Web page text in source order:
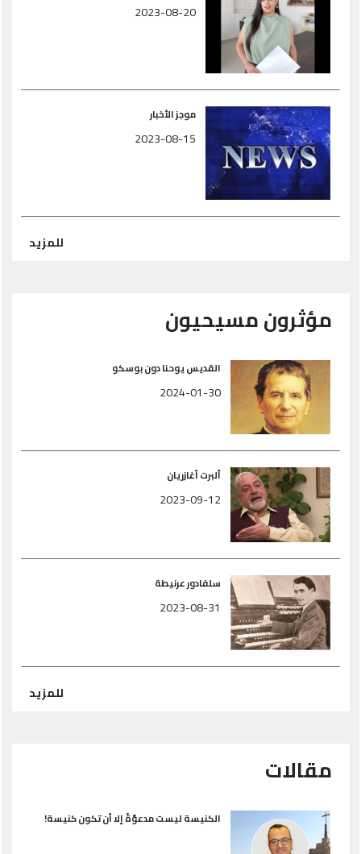
2023-08-20
موجز الأخبار
2023-08-15
للمزيد
مؤثرون مسيحيون
القديس يوحنا دون بوسكو
2024-01-30
ألبرت أغازريان
2023-09-12
سلفادور عرنيطة
2023-08-31
للمزيد
مقالات
الكنيسة ليست مدعوّةً إلا أن تكون كنيسة!